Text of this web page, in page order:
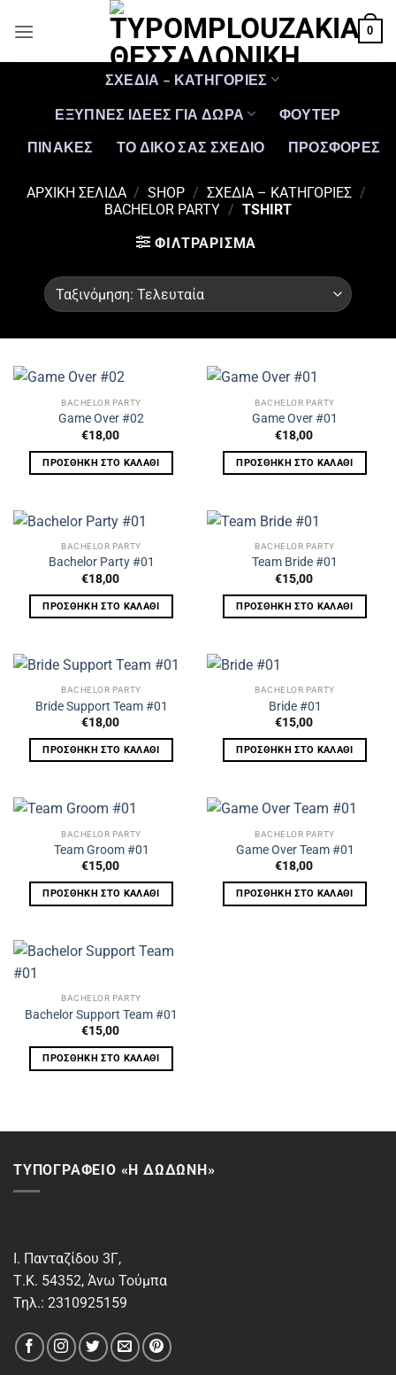
στο
0
ΣΧΕΔΙΑ – ΚΑΤΗΓΟΡΙΕΣ
ΕΞΥΠΝΕΣ ΙΔΕΕΣ ΓΙΑ ΔΩΡΑ
ΦΟΥΤΕΡ
ΠΙΝΑΚΕΣ
ΤΟ ΔΙΚΟ ΣΑΣ ΣΧΕΔΙΟ ΠΡΟΣΦΟΡΈΣ
ΑΡΧΙΚΉ ΣΕΛΊΔΑ / SHOP / ΣΧΕΔΙΑ – ΚΑΤΗΓΟΡΙΕΣ /
BACHELOR PARTY / TSHIRT
ΦΙΛΤΡΆΡΙΣΜΑ
BACHELOR PARTY
Game Over #02
€18,00
ΠΡΟΣΘΉΚΗ ΣΤΟ ΚΑΛΆΘΙ
BACHELOR PARTY
Game Over #01
€18,00
ΠΡΟΣΘΉΚΗ ΣΤΟ ΚΑΛΆΘΙ
BACHELOR PARTY
Bachelor Party #01
€18,00
ΠΡΟΣΘΉΚΗ ΣΤΟ ΚΑΛΆΘΙ
BACHELOR PARTY
Team Bride #01
€15,00
ΠΡΟΣΘΉΚΗ ΣΤΟ ΚΑΛΆΘΙ
BACHELOR PARTY
Bride Support Team #01
€18,00
ΠΡΟΣΘΉΚΗ ΣΤΟ ΚΑΛΆΘΙ
BACHELOR PARTY
Bride #01
€15,00
ΠΡΟΣΘΉΚΗ ΣΤΟ ΚΑΛΆΘΙ
BACHELOR PARTY
Team Groom #01
€15,00
ΠΡΟΣΘΉΚΗ ΣΤΟ ΚΑΛΆΘΙ
BACHELOR PARTY
Game Over Team #01
€18,00
ΠΡΟΣΘΉΚΗ ΣΤΟ ΚΑΛΆΘΙ
BACHELOR PARTY
Bachelor Support Team #01
€15,00
ΠΡΟΣΘΉΚΗ ΣΤΟ ΚΑΛΆΘΙ
ΤΥΠΟΓΡΑΦΕΙΟ «Η ΔΩΔΩΝΗ»
Ι. Πανταζίδου 3Γ,
Τ.Κ. 54352, Άνω Τούμπα
Τηλ.: 2310925159